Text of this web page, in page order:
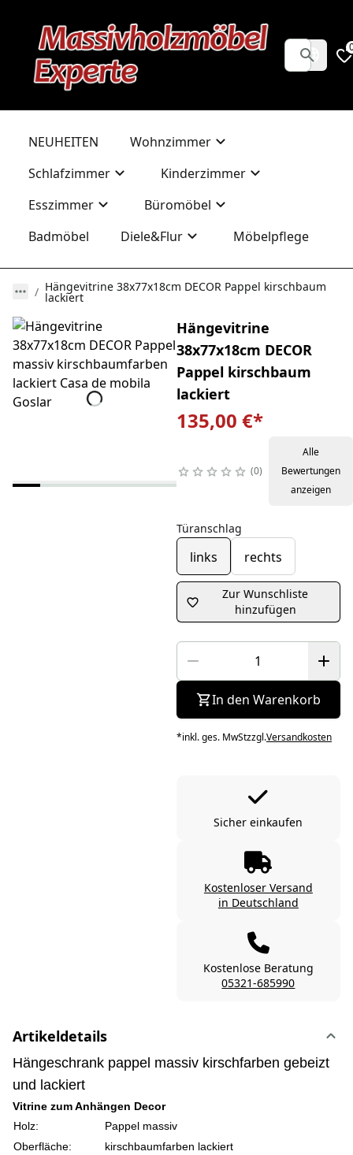
NEUHEITEN
Wohnzimmer
Schlafzimmer
Kinderzimmer
Esszimmer
Büromöbel
Badmöbel
Diele&Flur Möbelpflege
Hängevitrine 38x77x18cm DECOR Pappel kirschbaum
lackiert
Hängevitrine
38x77x18cm DECOR
Pappel kirschbaum
lackiert
135,00 €*
0
Alle
Bewertungen
anzeigen
Türanschlag
links rechts
Zur Wunschliste
hinzufügen
In den Warenkorb
*inkl. ges. MwStzzgl.Versandkosten
Sicher einkaufen
Kostenloser Versand
in Deutschland
Kostenlose Beratung
05321-685990
Artikeldetails
Hängeschrank pappel massiv kirschfarben gebeizt
und lackiert
Vitrine zum Anhängen Decor
Holz:
Pappel massiv
Oberfläche:
kirschbaumfarben lackiert